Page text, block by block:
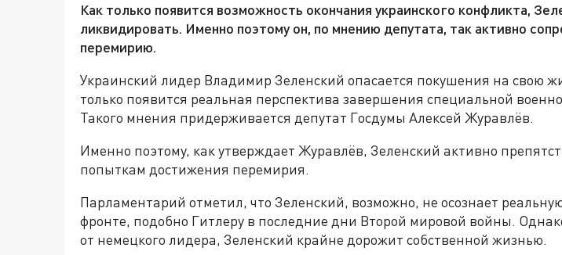
Как только появится возможность окончания украинского конфликта,
ликвидировать. Именно поэтому он, по мнению депутата, так активно
перемирию.
Украинский лидер Владимир Зеленский опасается покушения на свою
только появится реальная перспектива завершения специальной
Такого мнения придерживается депутат Госдумы Алексей Журавлёв.
Именно поэтому, как утверждает Журавлёв, Зеленский активно
попыткам достижения перемирия.
Парламентарий отметил, что Зеленский, возможно, не осознает
фронте, подобно Гитлеру в последние дни Второй мировой войны.
от немецкого лидера, Зеленский крайне дорожит собственной жизнью.